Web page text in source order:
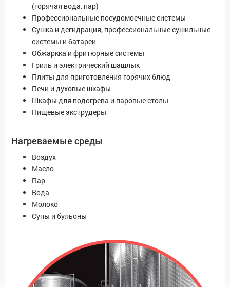
(горячая вода, пар)
Профессиональные посудомоечные системы
Сушка и дегидрация, профессиональные сушильные
системы и батареи
Обжаркка и фритюрные системы
Гриль и электрический шашлык
Плиты для приготовления горячих блюд
Печи и духовые шкафы
Шкафы для подогрева и паровые столы
Пищевые экструдеры
Нагреваемые среды
Воздух
Масло
Пар
Вода
Молоко
Супы и бульоны